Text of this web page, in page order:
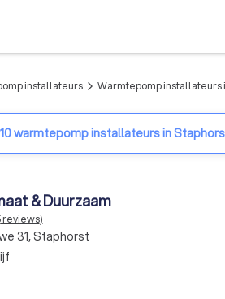
installateurs arrow_forward_ios Warmtepomp installateurs
warmtepomp installateurs in
& Duurzaam
reviews)
31, Staphorst